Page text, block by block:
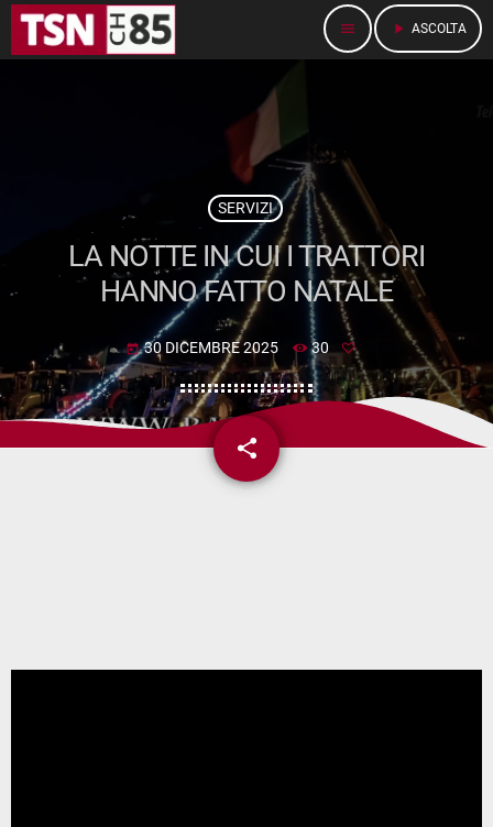
menu play_arrow ASCOLTA
SERVIZI
LA NOTTE IN CUI I TRATTORI
HANNO FATTO NATALE
today 30 DICEMBRE 2025 30
share
email